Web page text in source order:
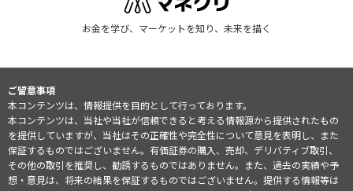
お金を学び、マーケットを知り、未来を描く
ご留意事項
本コンテンツは、情報提供を目的として行っております。
本コンテンツは、当社や当社が信頼できると考える情報源から提供されたもの
を提供していますが、当社はその正確性や完全性について意見を表明し、また
保証するものではございません。有価証券の購入、売却、デリバティブ取引、
その他の取引を推奨し、勧誘するものではありません。また、過去の実績や予
想・意見は、将来の結果を保証するものではございません。提供する情報等は